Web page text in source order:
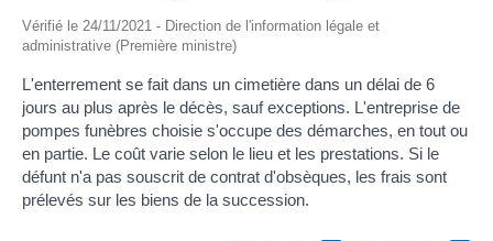
Vérifié le 24/11/2021 - Direction de l'information légale et
administrative (Première ministre)
L'enterrement se fait dans un cimetière dans un délai de 6
jours au plus après le décès, sauf exceptions. L'entreprise de
pompes funèbres choisie s'occupe des démarches, en tout ou
en partie. Le coût varie selon le lieu et les prestations. Si le
défunt n'a pas souscrit de contrat d'obsèques, les frais sont
prélevés sur les biens de la succession.